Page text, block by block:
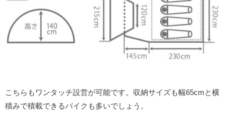
こちらもワンタッチ設営が可能です。収納サイズも幅65cmと横
積みで積載できるバイクも多いでしょう。